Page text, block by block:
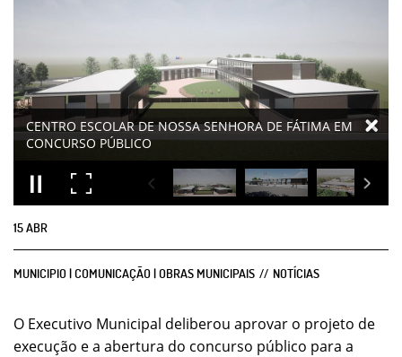
15ABR
MUNICIPIO | COMUNICAÇÃO | OBRAS MUNICIPAIS NOTÍCIAS
O Executivo Municipal deliberou aprovar o projeto de
execução e a abertura do concurso público para a